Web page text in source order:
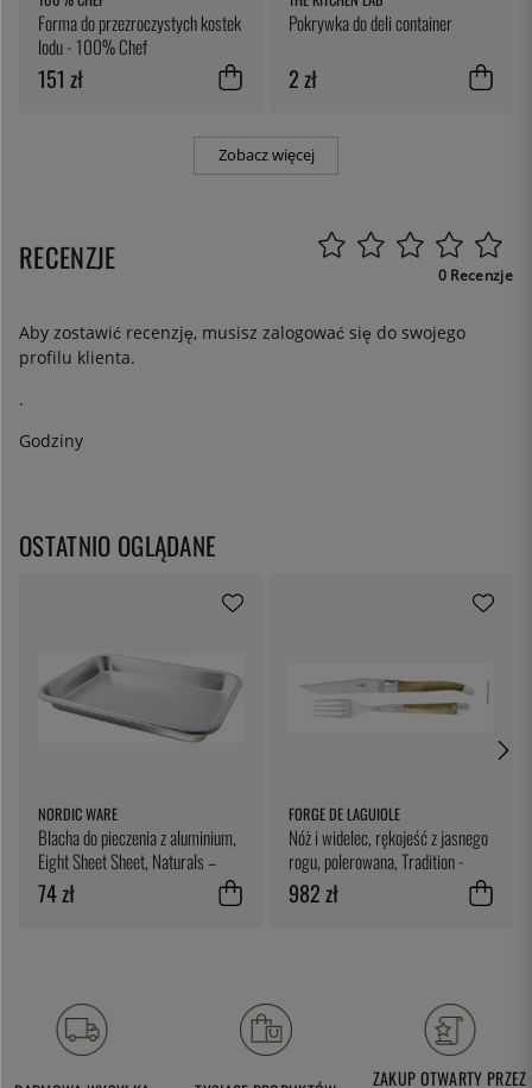
Forma do przezroczystych kostek
lodu - 100% Chef
151 zł
Pokrywka do deli container
2 zł
Zobacz więcej
RECENZJE 0 Recenzje
Aby zostawić recenzję, musisz zalogować się do swojego
profilu klienta.
.
Godziny
OSTATNIO OGLĄDANE
NORDIC WARE
Blacha do pieczenia z aluminium,
Eight Sheet Sheet, Naturals –
Nordic Ware
74 zł
FORGE DE LAGUIOLE
Nóż i widelec, rękojeść z jasnego
rogu, polerowana, Tradition -
Forge de Laguiole
982 zł
ZAKUP OTWARTY PRZEZ